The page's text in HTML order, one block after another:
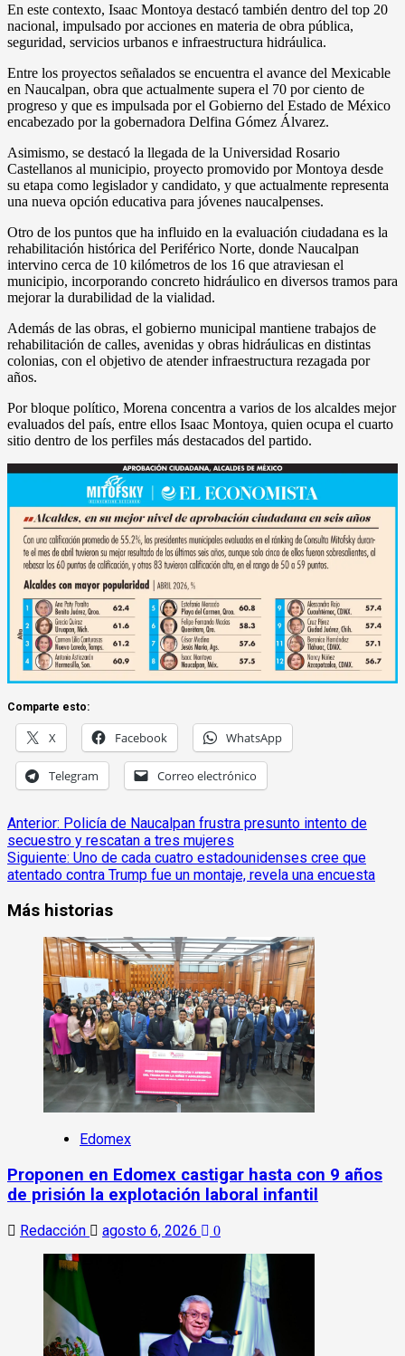
En este contexto, Isaac Montoya destacó también dentro del top 20
nacional, impulsado por acciones en materia de obra pública,
seguridad, servicios urbanos e infraestructura hidráulica.
Entre los proyectos señalados se encuentra el avance del Mexicable
en Naucalpan, obra que actualmente supera el 70 por ciento de
progreso y que es impulsada por el Gobierno del Estado de México
encabezado por la gobernadora Delfina Gómez Álvarez.
Asimismo, se destacó la llegada de la Universidad Rosario
Castellanos al municipio, proyecto promovido por Montoya desde
su etapa como legislador y candidato, y que actualmente representa
una nueva opción educativa para jóvenes naucalpenses.
Otro de los puntos que ha influido en la evaluación ciudadana es la
rehabilitación histórica del Periférico Norte, donde Naucalpan
intervino cerca de 10 kilómetros de los 16 que atraviesan el
municipio, incorporando concreto hidráulico en diversos tramos para
mejorar la durabilidad de la vialidad.
Además de las obras, el gobierno municipal mantiene trabajos de
rehabilitación de calles, avenidas y obras hidráulicas en distintas
colonias, con el objetivo de atender infraestructura rezagada por
años.
Por bloque político, Morena concentra a varios de los alcaldes mejor
evaluados del país, entre ellos Isaac Montoya, quien ocupa el cuarto
sitio dentro de los perfiles más destacados del partido.
Comparte esto:
X Facebook WhatsApp
Telegram Correo electrónico
Anterior: Policía de Naucalpan frustra presunto intento de
secuestro y rescatan a tres mujeres
Siguiente: Uno de cada cuatro estadounidenses cree que
atentado contra Trump fue un montaje, revela una encuesta
Más historias
Edomex
Proponen en Edomex castigar hasta con 9 años
de prisión la explotación laboral infantil
Redacción agosto 6, 2026 0